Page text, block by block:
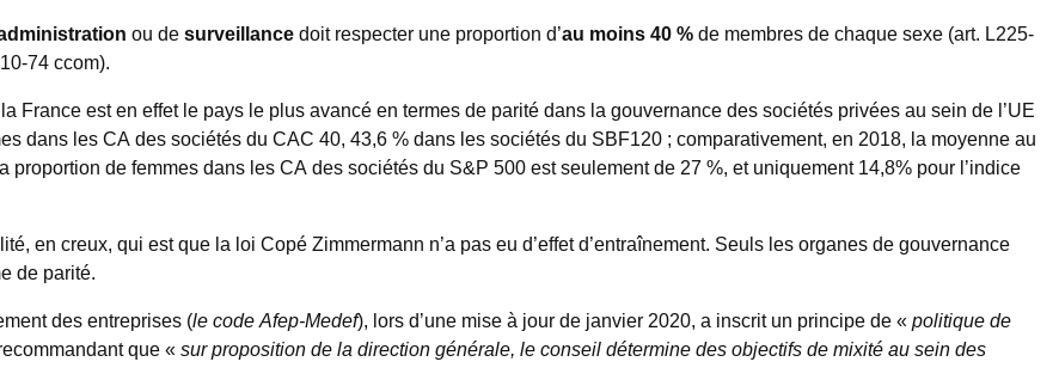
ou desurveillancedoit respecter une proportion d’au moins 40 %de membres de chaque sexe (art. L225-
74 ccom).
France est en effet le pays le plus avancé en termes de parité dans la gouvernance des sociétés privées au sein de l’UE
dans les CA des sociétés du CAC 40, 43,6 % dans les sociétés du SBF120 ; comparativement, en 2018, la moyenne au
de femmes dans les CA des sociétés du S&P 500 est seulement de 27 %, et uniquement 14,8% pour l’indice
en creux, qui est que la loi Copé Zimmermann n’a pas eu d’effet d’entraînement. Seuls les organes de gouvernance
de parité.
des entreprises (le code Afep-Medef), lors d’une mise à jour de janvier 2020, a inscrit un principe de «politique de
que «sur proposition de la direction générale, le conseil détermine des objectifs de mixité au sein des